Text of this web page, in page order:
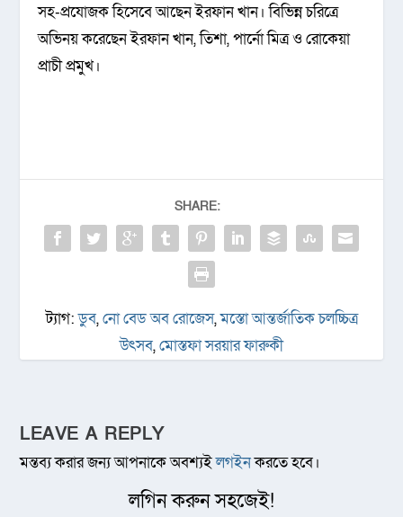
সহ-প্রযোজক হিসেবে আছেন ইরফান খান। বিভিন্ন চরিত্রে
অভিনয় করেছেন ইরফান খান, তিশা, পার্নো মিত্র ও রোকেয়া
প্রাচী প্রমুখ।
SHARE:
ট্যাগ:ডুব,নো বেড অব রোজেস,মস্তো আন্তর্জাতিক চলচ্চিত্র
উৎসব,মোস্তফা সরয়ার ফারুকী
LEAVE A REPLY
মন্তব্য করার জন্য আপনাকে অবশ্যইলগইনকরতে হবে।
লগিন করুন সহজেই!